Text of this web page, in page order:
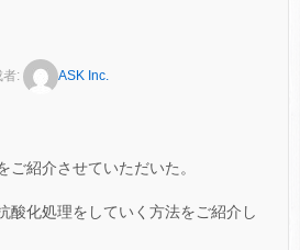
者: ASK Inc.
ご紹介させていただいた。
酸化処理をしていく方法をご紹介し